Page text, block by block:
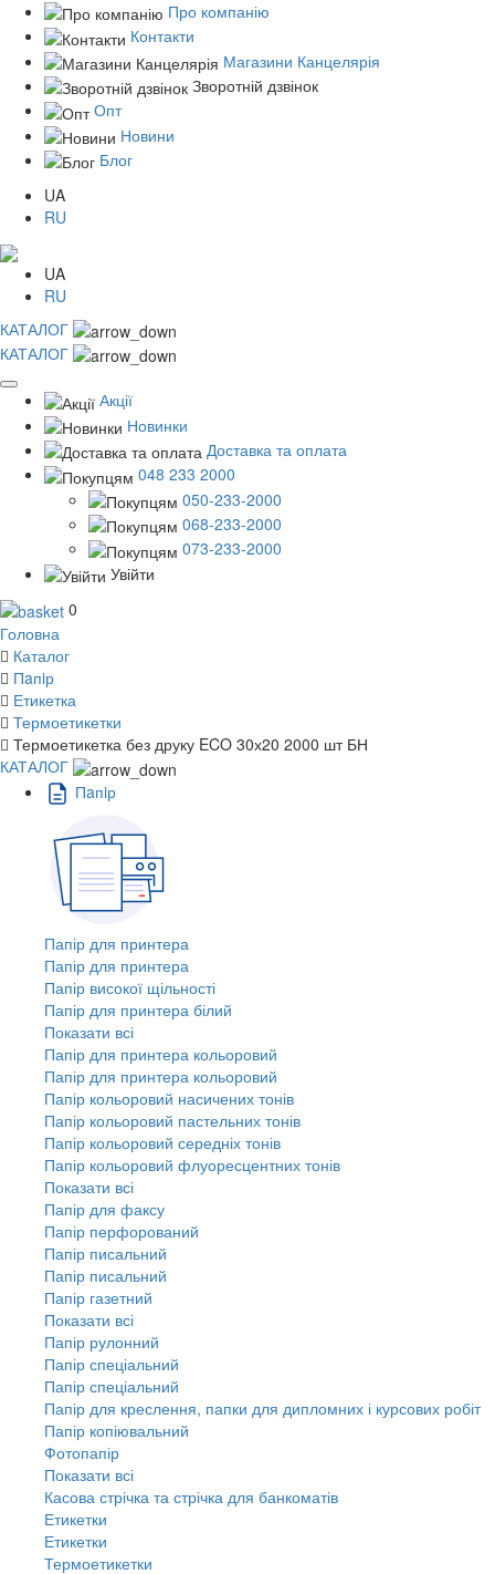
Про компанію
Контакти
Магазини Канцелярія
Зворотній дзвінок
Опт
Новини
Блог
UA
RU
UA
RU
КАТАЛОГ
КАТАЛОГ
Акції
Новинки
Доставка та оплата
048 233 2000
050-233-2000
068-233-2000
073-233-2000
Увійти
0
Головна
Каталог
Пaпiр
Етикетка
Термоетикетки
Термоетикетка без друку ECO 30х20 2000 шт БН
КАТАЛОГ
Пaпiр
Папір для принтера
Папір для принтера
Папір високої щільності
Папір для принтера білий
Показати всі
Папір для принтера кольоровий
Папір для принтера кольоровий
Папір кольоровий насичених тонів
Папір кольоровий пастельних тонів
Папір кольоровий середніх тонів
Папір кольоровий флуоресцентних тонів
Показати всі
Папір для факсу
Папір перфорований
Папір писальний
Папір писальний
Папір газетний
Показати всі
Папір рулонний
Папір спеціальний
Папір спеціальний
Папір для креслення, папки для дипломних і курсових робіт
Папір копіювальний
Фотопапір
Показати всі
Касова стрічка та стрічка для банкоматів
Етикетки
Етикетки
Термоетикетки